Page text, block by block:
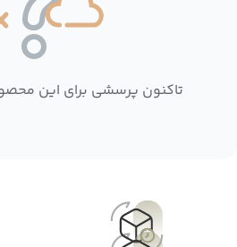
تاکنون پرسشی برای این